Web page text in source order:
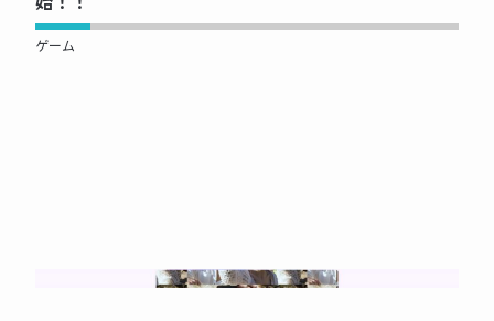
ゲーム
NOW PRINTING...